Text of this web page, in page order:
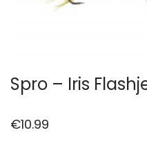
Spro – Iris
€10.99